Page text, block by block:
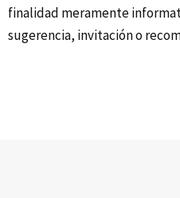
finalidad meramente
sugerencia, invitación o